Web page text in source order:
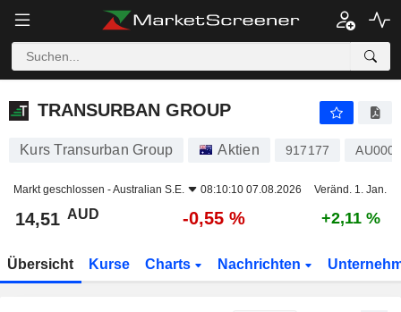
TRANSURBAN GROUP
TRANSURBAN GROUP
Kurs Transurban Group Aktien 917177
Markt geschlossen -Australian S.E. 08:10:10 07.08.2026 Veränd. 1. Jan.
14,51 AUD -0,55 % +2,11 %
Übersicht Kurse Charts Nachrichten